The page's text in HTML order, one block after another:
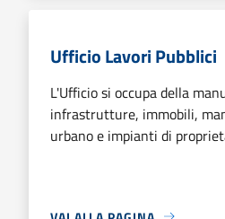
Ufficio Lavori Pubblici
L'Ufficio si occupa della
infrastrutture, immobili,
urbano e impianti di